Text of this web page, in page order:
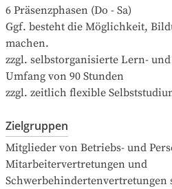
6 Präsenzphasen (Do - Sa)
Ggf. besteht die Möglichkeit,
machen.
zzgl. selbstorganisierte Lern-
Umfang von 90 Stunden
zzgl. zeitlich flexible
Zielgruppen
Mitglieder von Betriebs- und
Mitarbeitervertretungen und
Schwerbehindertenvertretungen